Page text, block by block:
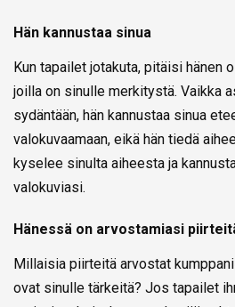
Hän kannustaa sinua
Kun tapailet jotakuta, pitäisi hänen
joilla on sinulle merkitystä. Vaikka
sydäntään, hän kannustaa sinua
valokuvaamaan, eikä hän tiedä
kyselee sinulta aiheesta ja
valokuviasi.
Hänessä on arvostamiasi
Millaisia piirteitä arvostat
ovat sinulle tärkeitä? Jos tapailet